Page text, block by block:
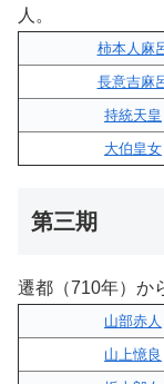
人。
柿本人麻
長意吉麻
持統天皇
大伯皇女
第三期
遷都（710年）か
山部赤人
山上憶良